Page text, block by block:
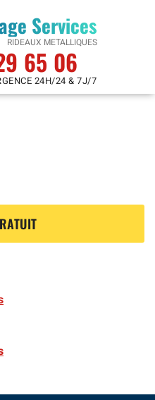
Services
RIDEAUX METALLIQUES
65 06
24H/24 & 7J/7